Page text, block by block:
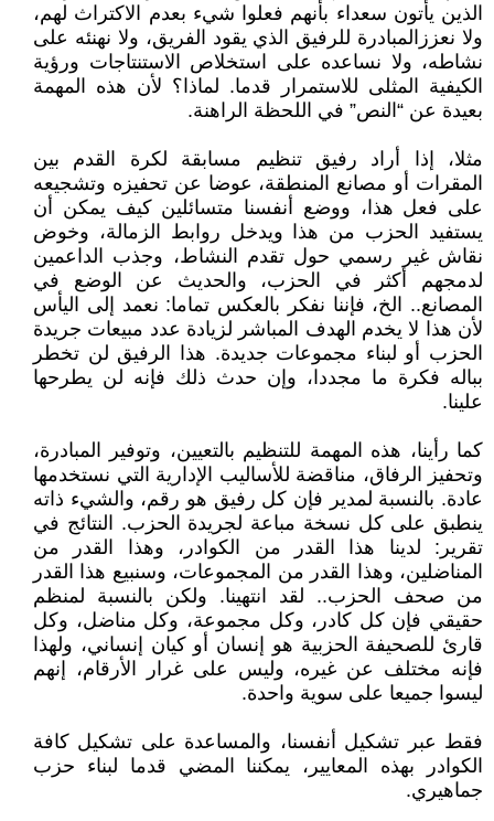
الذين يأتون سعداء بأنهم فعلوا شيء بعدم الاكتراث لهم،
ولا نعززالمبادرة للرفيق الذي يقود الفريق، ولا نهنئه على
نشاطه، ولا نساعده على استخلاص الاستنتاجات ورؤية
الكيفية المثلى للاستمرار قدما. لماذا؟ لأن هذه المهمة
بعيدة عن “النص” في اللحظة الراهنة.
مثلا، إذا أراد رفيق تنظيم مسابقة لكرة القدم بين
المقرات أو مصانع المنطقة، عوضا عن تحفيزه وتشجيعه
على فعل هذا، ووضع أنفسنا متسائلين كيف يمكن أن
يستفيد الحزب من هذا ويدخل روابط الزمالة، وخوض
نقاش غير رسمي حول تقدم النشاط، وجذب الداعمين
لدمجهم أكثر في الحزب، والحديث عن الوضع في
المصانع.. الخ، فإننا نفكر بالعكس تماما: نعمد إلى اليأس
لأن هذا لا يخدم الهدف المباشر لزيادة عدد مبيعات جريدة
الحزب أو لبناء مجموعات جديدة. هذا الرفيق لن تخطر
بباله فكرة ما مجددا، وإن حدث ذلك فإنه لن يطرحها
علينا.
كما رأينا، هذه المهمة للتنظيم بالتعيين، وتوفير المبادرة،
وتحفيز الرفاق، مناقضة للأساليب الإدارية التي نستخدمها
عادة. بالنسبة لمدير فإن كل رفيق هو رقم، والشيء ذاته
ينطبق على كل نسخة مباعة لجريدة الحزب. النتائج في
تقرير: لدينا هذا القدر من الكوادر، وهذا القدر من
المناضلين، وهذا القدر من المجموعات، وسنبيع هذا القدر
من صحف الحزب.. لقد انتهينا. ولكن بالنسبة لمنظم
حقيقي فإن كل كادر، وكل مجموعة، وكل مناضل، وكل
قارئ للصحيفة الحزبية هو إنسان أو كيان إنساني، ولهذا
فإنه مختلف عن غيره، وليس على غرار الأرقام، إنهم
ليسوا جميعا على سوية واحدة.
فقط عبر تشكيل أنفسنا، والمساعدة على تشكيل كافة
الكوادر بهذه المعايير، يمكننا المضي قدما لبناء حزب
جماهيري.